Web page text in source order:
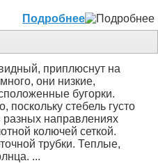
Подробнее
приплюснут на
они низкие,
бугорки.
поскольку стебель густо
направлениях
колючей сеткой.
трубки. Теплые,
...